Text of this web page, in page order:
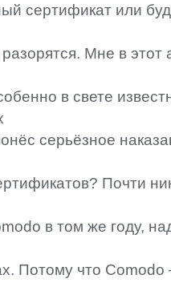
сертификат или
Мне в этот
в свете
серьёзное
Почти
в том же году,
Потому что Comodo